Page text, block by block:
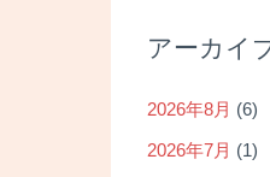
アーカイ
2026年8月 (6)
2026年7月 (1)